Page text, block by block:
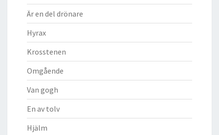
Är en del drönare
Hyrax
Krosstenen
Omgående
Van gogh
En av tolv
Hjälm